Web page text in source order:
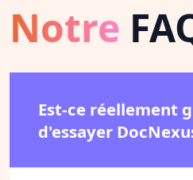
Notre
Est-ce réellement
d'essayer